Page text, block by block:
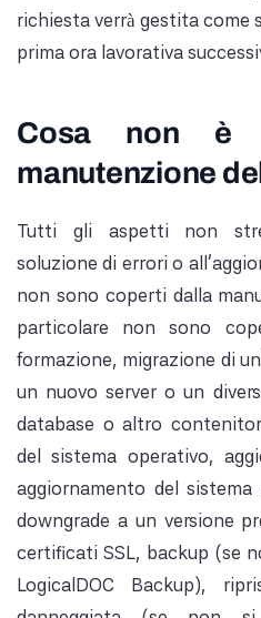
richiesta verrà gestita come
prima ora lavorativa
Cosa non è
manutenzione
Tutti gli aspetti non
soluzione di errori o
non sono coperti dalla
particolare non sono
formazione, migrazione di
un nuovo server o un
database o altro
del sistema operativo,
aggiornamento del
downgrade a un versione
certificati SSL, backup (se
LogicalDOC Backup),